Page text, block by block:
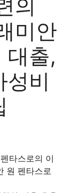
의
미안
대출,
성비
타스로의 이
원 펜타스로